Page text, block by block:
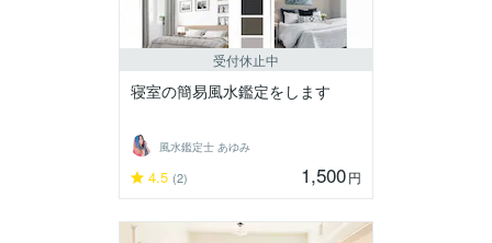
受付休止中
寝室の簡易風水鑑定をします
風水鑑定士 あゆみ
4.5 (2) 1,500円